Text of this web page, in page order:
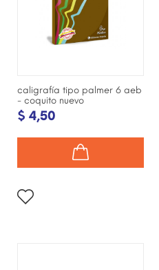
caligrafía tipo palmer 6 aeb
- coquito nuevo
$ 4,50